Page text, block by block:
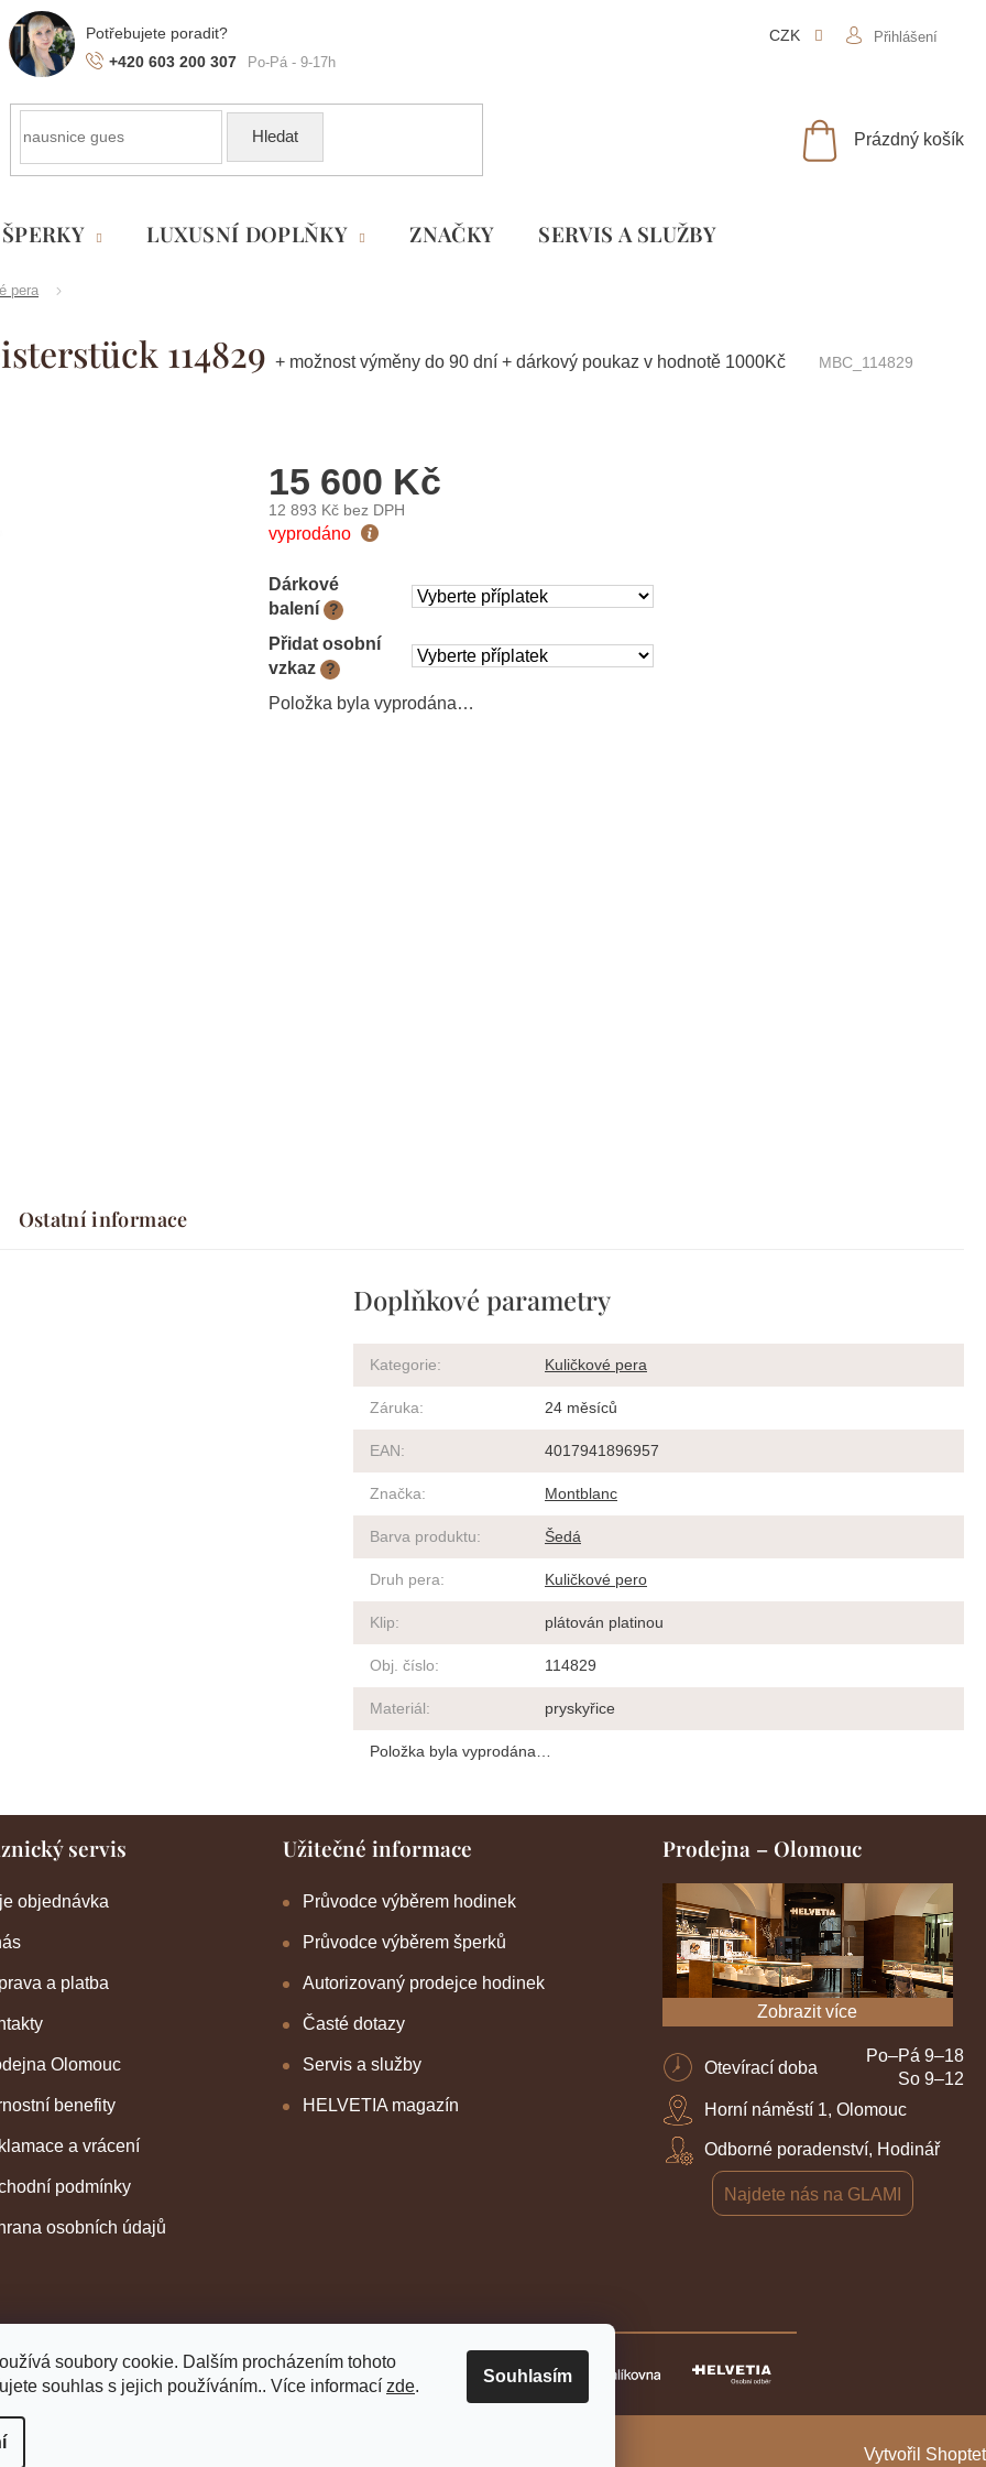
soubory cookie. Dalším procházením tohoto
souhlas s jejich používáním.. Více informací zde.
Souhlasím
+420 603 200 307
CZK Přihlášení
Hledat
NÁKUPNÍ
Prázdný košík
ŠPERKY LUXUSNÍ DOPLŇKY ZNAČKY SLUŽBY
pera
114829 + možnost výměny do 90 dní + dárkový poukaz v hodnotě 1000Kč MBC_114829
15 600 Kč
12 893 Kč bez DPH
Měrná
vyprodáno
Dárkové
balení
?
Přidat osobní
vzkaz
?
Položka byla vyprodána…
Ostatní informace
Doplňkové parametry
Kategorie: Kuličkové pera
Záruka: 24 měsíců
EAN: 4017941896957
Značka: Montblanc
Barva produktu: Šedá
Druh pera: Kuličkové pero
Klip: plátován platinou
Obj. číslo: 114829
Materiál: pryskyřice
Položka byla vyprodána…
servis
objednávka
a platba
Olomouc
benefity
a vrácení
podmínky
osobních údajů
Užitečné informace
Průvodce výběrem hodinek
Průvodce výběrem šperků
Autorizovaný prodejce hodinek
Časté dotazy
Servis a služby
HELVETIA magazín
Prodejna – Olomouc
Zobrazit více
Otevírací doba
Po–Pá 9–18
So 9–12
Horní náměstí 1, Olomouc
Odborné poradenství, Hodinář
Najdete nás na GLAMI
Vytvořil Shoptet